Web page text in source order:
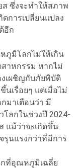
ส ซึ่งจะทำให้สภาพ
การเปลี่ยนแปลง
อีก
ภูมิโลกไม่ให้เกิน
สาหกรรม หากไม่
งเผชิญกับภัยพิบัติ
เรื่อยๆ แต่เมื่อไม่
มาเตือนว่า มี
ลกในช่วงปี 2024-
แม้ว่าจะเกิดขึ้น
รุนแรงกว่าที่มีการ
ที่อุณหภูมิเฉลี่ย